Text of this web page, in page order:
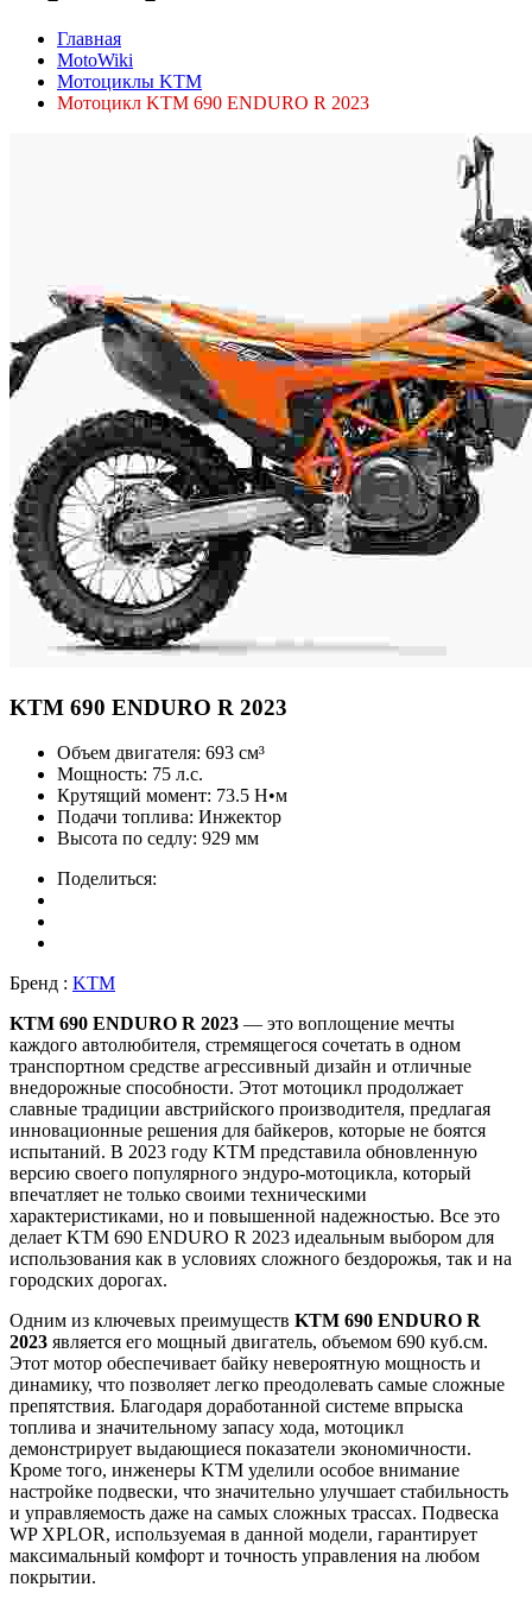
Главная
MotoWiki
Мотоциклы KTM
Мотоцикл KTM 690 ENDURO R 2023
KTM 690 ENDURO R 2023
Объем двигателя: 693 см³
Мощность: 75 л.с.
Крутящий момент: 73.5 Н•м
Подачи топлива: Инжектор
Высота по седлу: 929 мм
Поделиться:
Бренд : KTM
KTM 690 ENDURO R 2023 — это воплощение мечты
каждого автолюбителя, стремящегося сочетать в одном
транспортном средстве агрессивный дизайн и отличные
внедорожные способности. Этот мотоцикл продолжает
славные традиции австрийского производителя, предлагая
инновационные решения для байкеров, которые не боятся
испытаний. В 2023 году KTM представила обновленную
версию своего популярного эндуро-мотоцикла, который
впечатляет не только своими техническими
характеристиками, но и повышенной надежностью. Все это
делает KTM 690 ENDURO R 2023 идеальным выбором для
использования как в условиях сложного бездорожья, так и на
городских дорогах.
Одним из ключевых преимуществ KTM 690 ENDURO R
2023 является его мощный двигатель, объемом 690 куб.см.
Этот мотор обеспечивает байку невероятную мощность и
динамику, что позволяет легко преодолевать самые сложные
препятствия. Благодаря доработанной системе впрыска
топлива и значительному запасу хода, мотоцикл
демонстрирует выдающиеся показатели экономичности.
Кроме того, инженеры KTM уделили особое внимание
настройке подвески, что значительно улучшает стабильность
и управляемость даже на самых сложных трассах. Подвеска
WP XPLOR, используемая в данной модели, гарантирует
максимальный комфорт и точность управления на любом
покрытии.